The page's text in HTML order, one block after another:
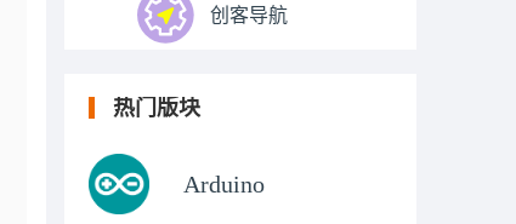
创客导航
热门版块
Arduino